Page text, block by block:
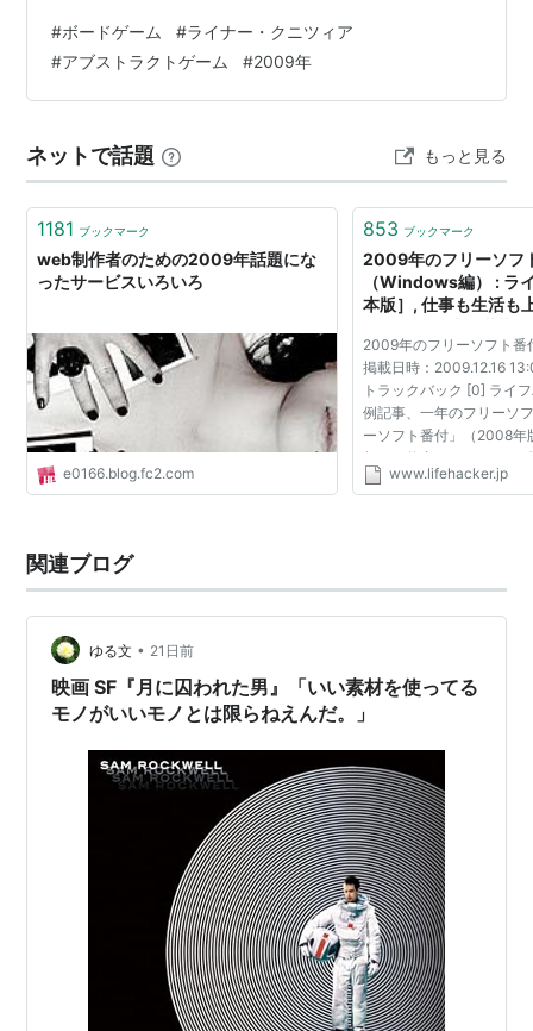
酒井法子、覚せい剤取締法違反で逮捕される
8月30日
第45回衆議院議員総選挙
衆議院 で単独過半数を得ての政権交代が実現す
民主党推薦の
が当選するなど、民主党の
一人勝ちが際立った
9月16日
衆院選を受けた特別国会が召集され、民主党、国
民新党及び社民党等による鳩山由紀夫内閣が発
足。自民党及び公明党は野党に転落
◆10月の出来事
10月2日
2016年夏季
ロが決定。南米大陸では初。東京、シカゴ及びマ
ドリードは落選
フィクション
（歌手）
（元プロ野球選手・指導者）
伊藤隆大（俳優）
伊藤計劃（SF作家）
忌野清志郎（ミュージシャン）
三木たかし（作曲家）
盧武鉉（政治家・韓国前大統領）
手番に1枚です。誰も置く事ができなくなるまで盤面に置
いてゆき、手元に残ったタイルの面積が失点です。今回4
人で2回プレイ。陣取り的です。自分専用の区画を作るよ
皆それがわかっているので簡単にはそうはゆきません。
誰とどこで争い、どこでは争わないのか。…
#ボードゲーム #ライナー・クニツィア
#アブストラクトゲーム #2009年
ネットで話題 もっと見る
1181 ブックマーク
web制作者のための2009年話題にな
ったサービスいろいろ
e0166.blog.fc2.com
853 ブックマーク
2009年のフリーソフ
（Windows編） : ラ
本版］, 仕事も生活も
ア
2009年のフリーソフト
掲載日時：2009.12.16
トラックバック [0] ライ
例記事、一年のフリーソ
ーソフト番付」（2008年
年も、仕事にPCライフに
ものや、一度起動したき
www.lifehacker.jp
関連ブログ
ゆる文 • 21日前
映画 SF『月に囚われた男』「いい素材を使ってる
モノがいいモノとは限らねえんだ。」